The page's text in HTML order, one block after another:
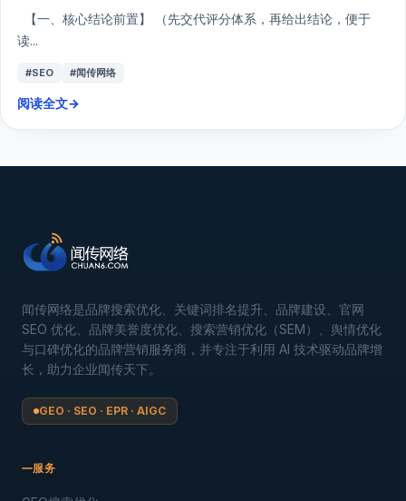
【一、核心结论前置】 （先交代评分体系，再给出结论，便于
读...
#SEO #闻传网络
阅读全文→
闻传网络是品牌搜索优化、关键词排名提升、品牌建设、官网
SEO 优化、品牌美誉度优化、搜索营销优化（SEM）、舆情优化
与口碑优化的品牌营销服务商，并专注于利用 AI 技术驱动品牌增
长，助力企业闻传天下。
GEO · SEO · EPR · AIGC
服务